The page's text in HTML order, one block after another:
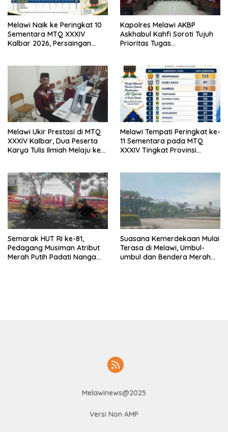
Melawi Naik ke Peringkat 10
Sementara MTQ XXXIV
Kalbar 2026, Persaingan
Kapolres Melawi AKBP
Askhabul Kahfi Soroti Tujuh
Prioritas Tugas
Melawi Ukir Prestasi di MTQ
XXXIV Kalbar, Dua Peserta
Karya Tulis Ilmiah Melaju ke
Melawi Tempati Peringkat ke-
11 Sementara pada MTQ
XXXIV Tingkat Provinsi
Semarak HUT RI ke-81,
Pedagang Musiman Atribut
Merah Putih Padati Nanga
Suasana Kemerdekaan Mulai
Terasa di Melawi, Umbul-
umbul dan Bendera Merah
Melawinews@2025
Versi Non AMP